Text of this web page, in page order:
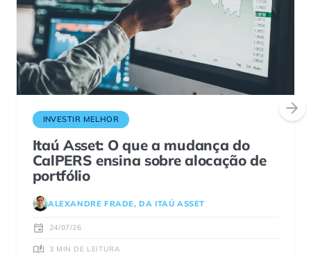
INVESTIR MELHOR
Itaú Asset: O que a mudança do
CalPERS ensina sobre alocação de
portfólio
ALEXANDRE FRADE, DA ITAÚ ASSET
24/07/26
3 MIN DE LEITURA